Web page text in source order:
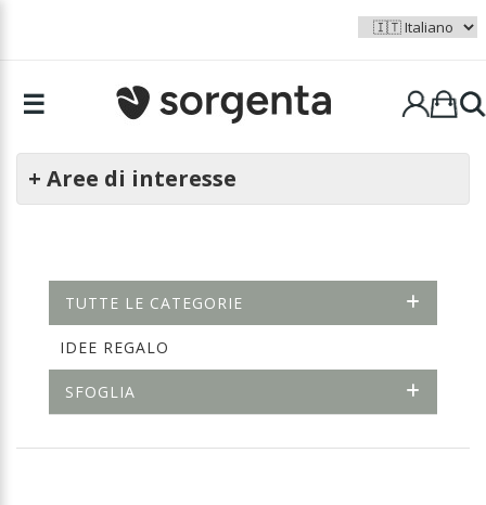
☰
+ Aree di interesse
TUTTE LE CATEGORIE
IDEE REGALO
SFOGLIA